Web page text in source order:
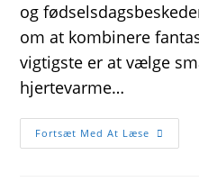
og
om at kombinere
vigtigste er at vælge
hjertevarme…
Fortsæt Med At Læse Sjove
Ideer